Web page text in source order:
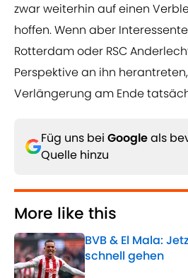
zwar weiterhin auf einen
hoffen. Wenn aber
Rotterdam oder RSC
Perspektive an ihn
Verlängerung am Ende
Füg uns bei Googleals
Quelle hinzu
More like this
BVB & El Mala:
schnell gehen
Published by on